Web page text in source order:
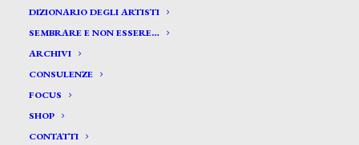
DIZIONARIO DEGLI ARTISTI
SEMBRARE E NON ESSERE…
ARCHIVI
CONSULENZE
FOCUS
SHOP
CONTATTI